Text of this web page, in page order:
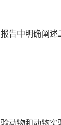
告中明确阐述